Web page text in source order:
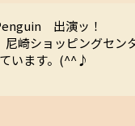
出演ッ！
ショッピングセン
います。(^^♪